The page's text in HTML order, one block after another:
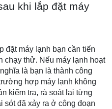
khi lắp đặt máy
đặt máy lạnh bạn cần tiến
chạy thử. Nếu máy lạnh hoạt
là bạn là thành công
hợp máy lạnh không
kiểm tra, rà soát lại từng
sót đã xảy ra ở công đoạn